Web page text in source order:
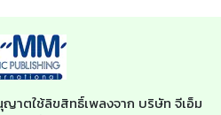
าตใช้ลิขสิทธิ์เพลงจาก บริษัท จีเอ็ม